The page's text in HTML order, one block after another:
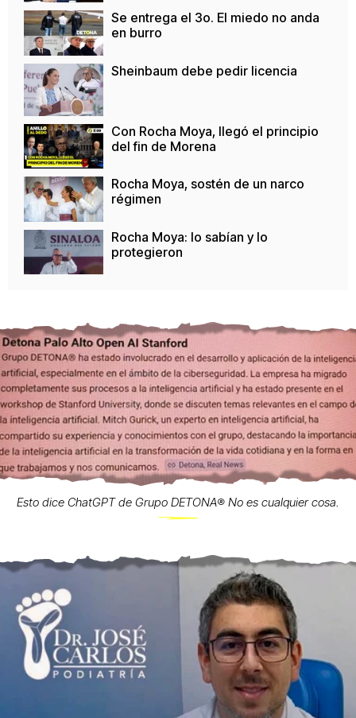
Se entrega el 3o. El miedo no anda
en burro
Sheinbaum debe pedir licencia
Con Rocha Moya, llegó el principio
del fin de Morena
Rocha Moya, sostén de un narco
régimen
Rocha Moya: lo sabían y lo
protegieron
Esto dice ChatGPT de Grupo DETONA®️ No es cualquier cosa.